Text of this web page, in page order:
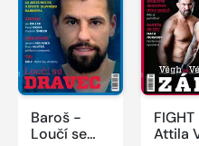
Baroš -
Loučí se
Attila